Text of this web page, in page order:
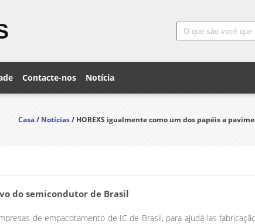
Contacte-nos Notícia
Casa/Notícias/ HOREXS igualmente como um dos papéis a
do semicondutor de Brasil
de empacotamento de IC de Brasil, para ajudá-las